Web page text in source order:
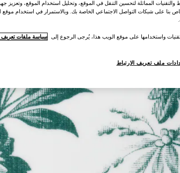
المماثلة لتحسين التنقل في الموقع، وتحليل استخدام الموقع، وتعزيز
بنا على شبكات التواصل الاجتماعي الخاصة بك. وبالاستمرار في استخدام موقع
واستخدامها على موقع الويب هذا، يُرجى الرجوع إلى سياسة ملفات تعريف
ملف تعريف الارتباط